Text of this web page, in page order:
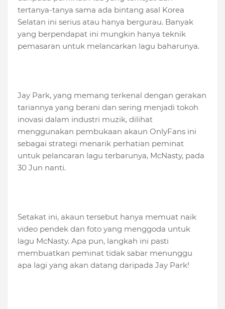
tertanya-tanya sama ada bintang asal Korea
Selatan ini serius atau hanya bergurau. Banyak
yang berpendapat ini mungkin hanya teknik
pemasaran untuk melancarkan lagu baharunya.
Jay Park, yang memang terkenal dengan gerakan
tariannya yang berani dan sering menjadi tokoh
inovasi dalam industri muzik, dilihat
menggunakan pembukaan akaun OnlyFans ini
sebagai strategi menarik perhatian peminat
untuk pelancaran lagu terbarunya, McNasty, pada
30 Jun nanti.
Setakat ini, akaun tersebut hanya memuat naik
video pendek dan foto yang menggoda untuk
lagu McNasty. Apa pun, langkah ini pasti
membuatkan peminat tidak sabar menunggu
apa lagi yang akan datang daripada Jay Park!